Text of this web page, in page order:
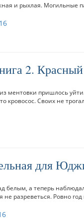
и рыхлая. Могильные
2.
ментовки пришлось
кровосос. Своих не
для
белым, а теперь
не разреветься. Ровно год